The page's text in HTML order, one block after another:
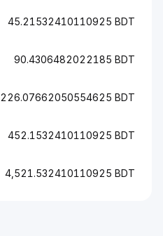
45.21532410110925 BDT
90.4306482022185 BDT
226.07662050554625 BDT
452.1532410110925 BDT
4,521.532410110925 BDT